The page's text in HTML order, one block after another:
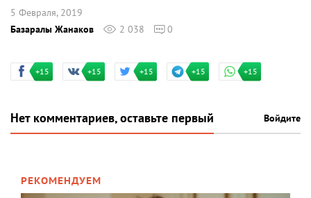
5 Февраля, 2019
Базаралы Жанаков
2 038 0
+15 +15 +15 +15 +15
Нет комментариев, оставьте первый Войдите
РЕКОМЕНДУЕМ